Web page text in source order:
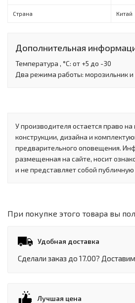
Страна Китай
Дополнительная
Температура , °С: от +5 до -30
Два режима работы: морозильник и
У производителя остается право
конструкции, дизайна и
предварительного оповещения.
размещенная на сайте, носит
и не представляет собой
При покупке этого товара вы
Удобная доставка
Сделали заказ до 17.00?
Лучшая цена